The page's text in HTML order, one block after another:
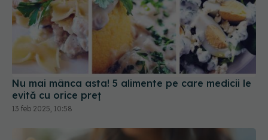
Nu mai mânca asta! 5 alimente pe care medicii le
evită cu orice preț
13 feb 2025, 10:58